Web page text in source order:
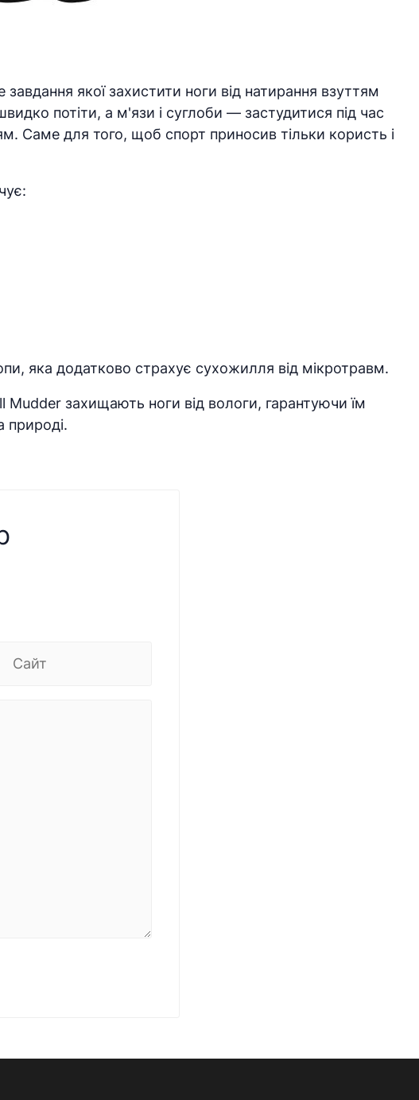
якої захистити ноги від натирання взуттям
потіти, а м'язи і суглоби — застудитися під час
Саме для того, щоб спорт приносив тільки користь і
яка додатково страхує сухожилля від мікротравм.
захищають ноги від вологи, гарантуючи їм
природі.